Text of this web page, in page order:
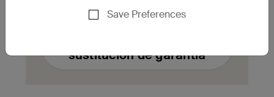
sustitución de garantía
Save Preferences